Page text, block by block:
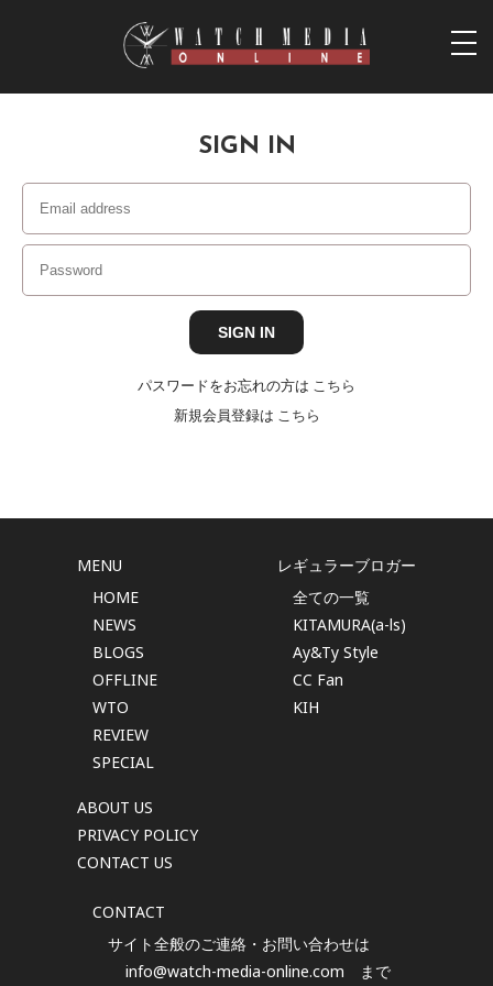
SIGN IN
パスワードをお忘れの方は こちら
新規会員登録は こちら
MENU
HOME
NEWS
BLOGS
OFFLINE
WTO
REVIEW
SPECIAL
ABOUT US
PRIVACY POLICY
CONTACT US
レギュラーブロガー
全ての一覧
KITAMURA(a-ls)
Ay&Ty Style
CC Fan
KIH
CONTACT
サイト全般のご連絡・お問い合わせは
info@watch-media-online.com まで